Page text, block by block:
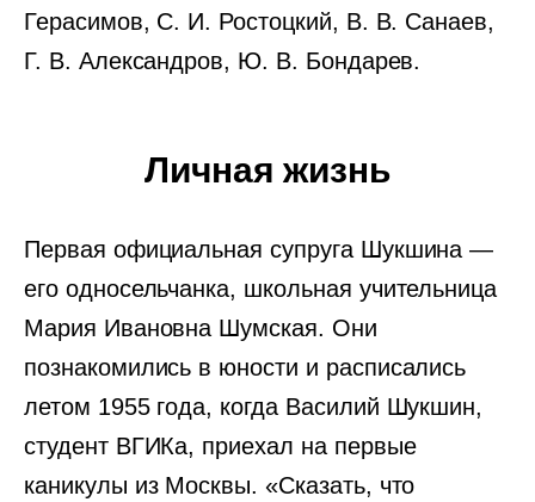
Герасимов, С. И. Ростоцкий, В. В. Санаев,
Г. В. Александров, Ю. В. Бондарев.
Личная жизнь
Первая официальная супруга Шукшина —
его односельчанка, школьная учительница
Мария Ивановна Шумская. Они
познакомились в юности и расписались
летом 1955 года, когда Василий Шукшин,
студент ВГИКа, приехал на первые
каникулы из Москвы. «Сказать, что